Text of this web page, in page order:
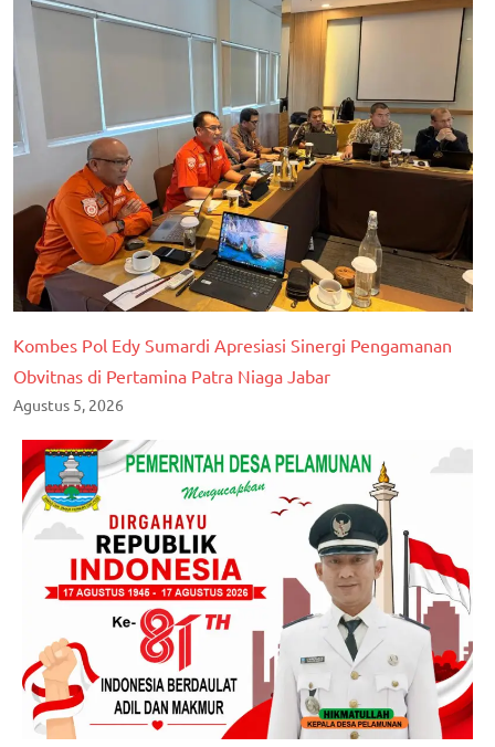
Kombes Pol Edy Sumardi Apresiasi Sinergi Pengamanan
Obvitnas di Pertamina Patra Niaga Jabar
Agustus 5, 2026